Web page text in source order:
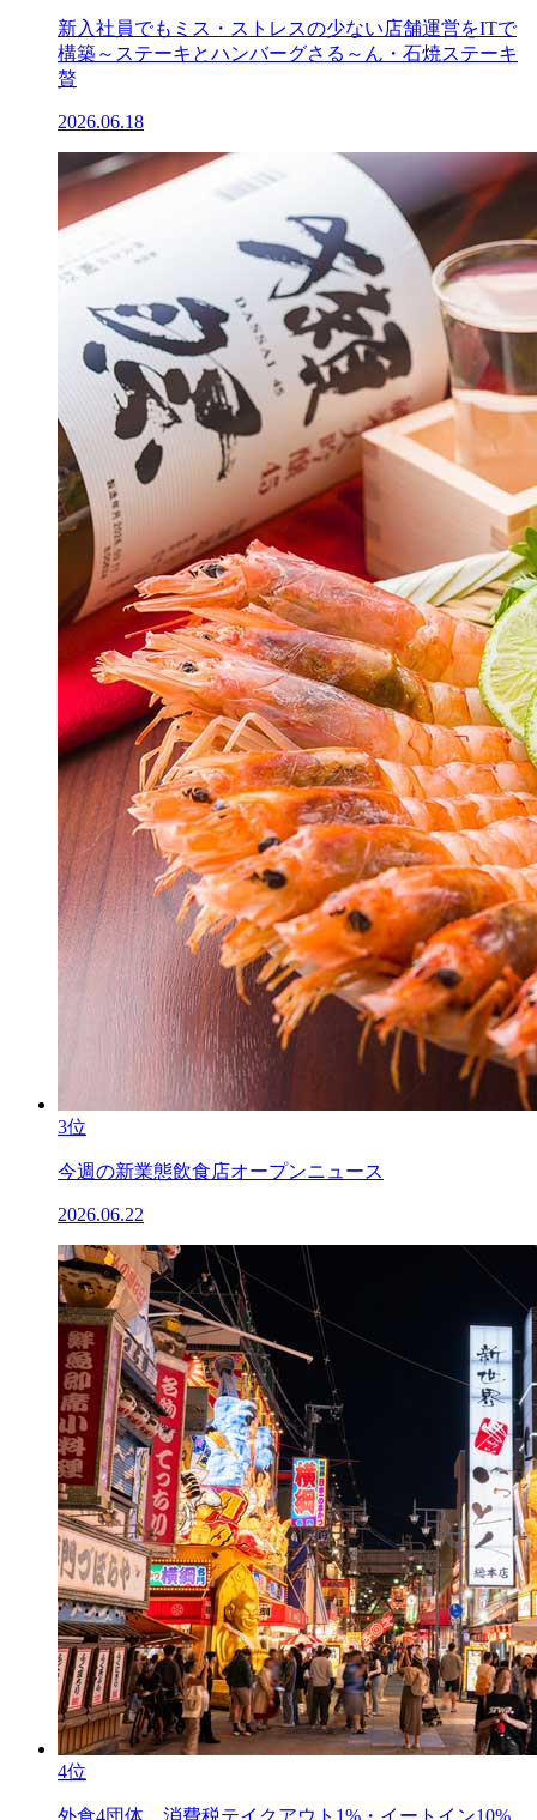
新入社員でもミス・ストレスの少ない店舗運営をITで
構築～ステーキとハンバーグさる～ん・石焼ステーキ
贅
2026.06.18
3位
今週の新業態飲食店オープンニュース
2026.06.22
4位